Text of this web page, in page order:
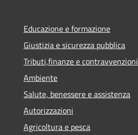
Educazione e formazione
Giustizia e sicurezza pubblica
Tributi,finanze e contravvenzioni
Ambiente
Salute, benessere e assistenza
Autorizzazioni
Agricoltura e pesca